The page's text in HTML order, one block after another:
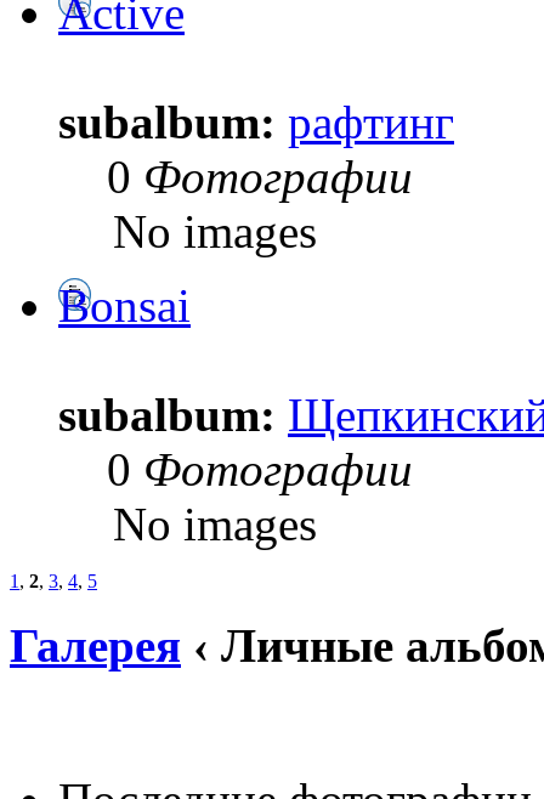
Active
subalbum: рафтинг
0 Фотографии
No images
Bonsai
subalbum:
0 Фотографии
No images
1 , 2, 3, 4, 5
Галерея ‹ Личные